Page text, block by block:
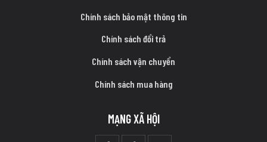
Chính sách bảo mật thông tin
Chính sách đổi trả
Chính sách vận chuyển
Chính sách mua hàng
MẠNG XÃ HỘI